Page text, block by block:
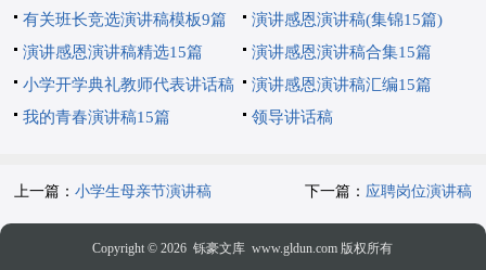
有关班长竞选演讲稿模板9篇
演讲感恩演讲稿(集锦15篇)
演讲感恩演讲稿精选15篇
演讲感恩演讲稿合集15篇
小学开学典礼教师代表讲话稿
演讲感恩演讲稿汇编15篇
我的青春演讲稿15篇
领导讲话稿
上一篇：小学生母亲节演讲稿 下一篇： 应聘岗位演讲稿
Copyright © 2026 铄豪文库 www.gldun.com 版权所有